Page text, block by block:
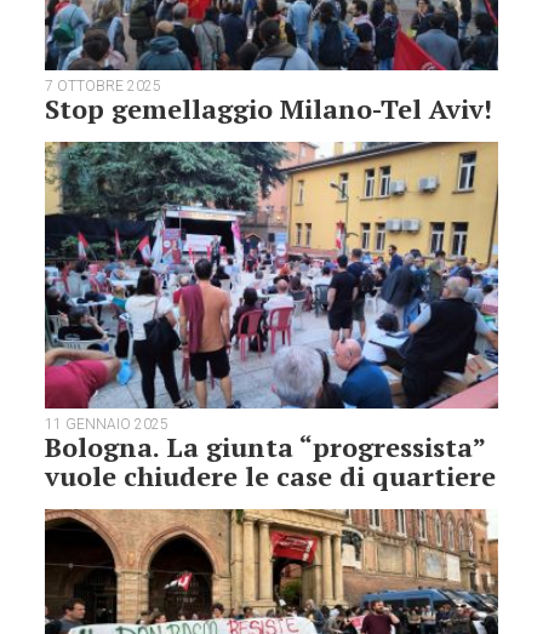
7 OTTOBRE 2025
Stop gemellaggio Milano-Tel Aviv!
11 GENNAIO 2025
Bologna. La giunta “progressista”
vuole chiudere le case di quartiere